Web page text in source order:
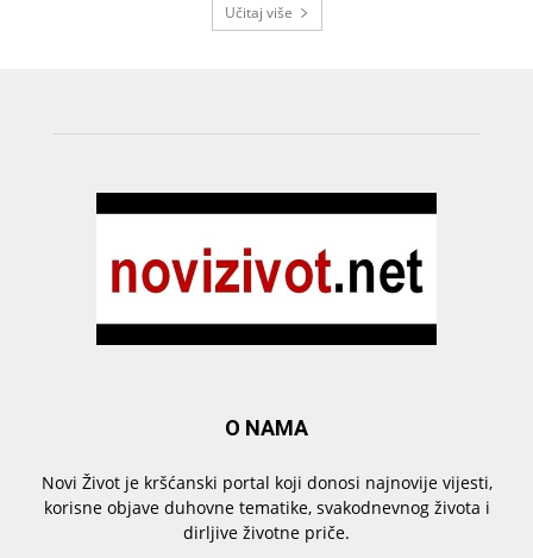
Učitaj više
O NAMA
Novi Život je kršćanski portal koji donosi najnovije vijesti,
korisne objave duhovne tematike, svakodnevnog života i
dirljive životne priče.